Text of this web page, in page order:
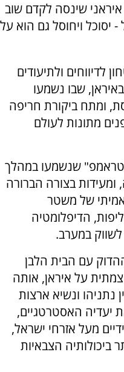
שינסה לקדם שוב
יסוכל ויחוסל גם הוא על
לדיווחים ולתיעודים
שבו נשמעו
ומתח ביקורת חריפה
מתונות לעולם
שנשמעו במהלך
בצורה הברורה
של משטר
הדיפלומטיה
במערב.
עם הבית הלבן
על איראן, אותה
נתניהו ונשיא ארצות
יעדיה האסטרטגיים,
מעל אזרחי ישראל,
ביכולותיה הצבאיות